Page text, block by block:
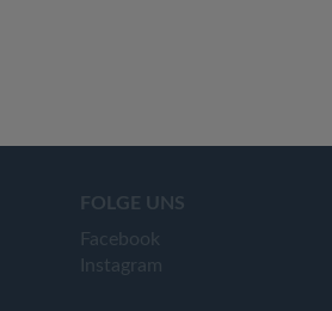
FOLGE UNS
Facebook
Instagram